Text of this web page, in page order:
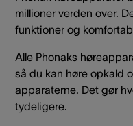
millioner verden over.
funktioner og
Alle Phonaks
så du kan høre opkald
apparaterne. Det gør
tydeligere.